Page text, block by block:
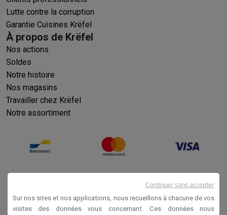
Lutte contre la corruption
Garantie Cuisines Krëfel
À propos de Krëfel
Nos actions
Soldes
Notre histoire
Nos magasins
Travailler chez Krëfel
Notre assortiment
Sur nos sites et nos applications, nous recueillons à chacune de vos
visites des données vous concernant. Ces données nous
Continuer sans accepter